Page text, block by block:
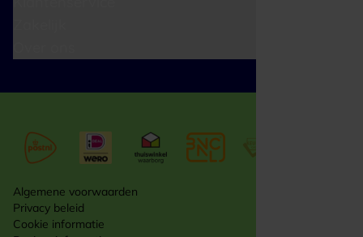
Algemene voorwaarden
Privacy beleid
Cookie informatie